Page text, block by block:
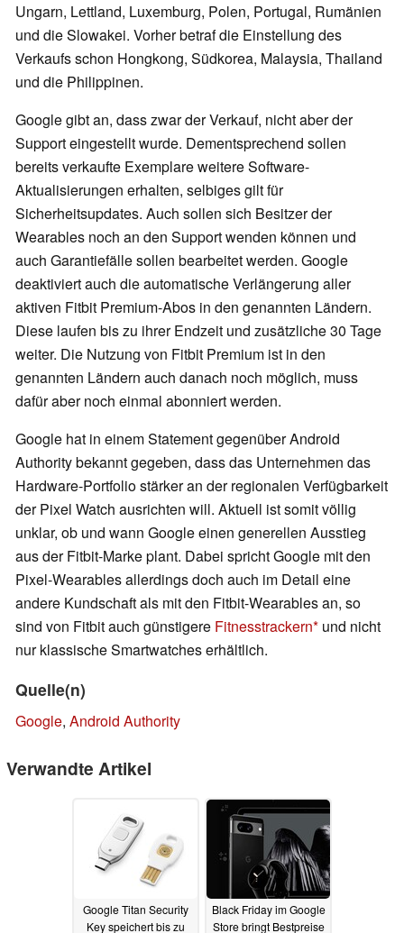
Ungarn, Lettland, Luxemburg, Polen, Portugal, Rumänien
und die Slowakei. Vorher betraf die Einstellung des
Verkaufs schon Hongkong, Südkorea, Malaysia, Thailand
und die Philippinen.
Google gibt an, dass zwar der Verkauf, nicht aber der
Support eingestellt wurde. Dementsprechend sollen
bereits verkaufte Exemplare weitere Software-
Aktualisierungen erhalten, selbiges gilt für
Sicherheitsupdates. Auch sollen sich Besitzer der
Wearables noch an den Support wenden können und
auch Garantiefälle sollen bearbeitet werden. Google
deaktiviert auch die automatische Verlängerung aller
aktiven Fitbit Premium-Abos in den genannten Ländern.
Diese laufen bis zu ihrer Endzeit und zusätzliche 30 Tage
weiter. Die Nutzung von Fitbit Premium ist in den
genannten Ländern auch danach noch möglich, muss
dafür aber noch einmal abonniert werden.
Google hat in einem Statement gegenüber Android
Authority bekannt gegeben, dass das Unternehmen das
Hardware-Portfolio stärker an der regionalen Verfügbarkeit
der Pixel Watch ausrichten will. Aktuell ist somit völlig
unklar, ob und wann Google einen generellen Ausstieg
aus der Fitbit-Marke plant. Dabei spricht Google mit den
Pixel-Wearables allerdings doch auch im Detail eine
andere Kundschaft als mit den Fitbit-Wearables an, so
sind von Fitbit auch günstigere Fitnesstrackern und nicht
nur klassische Smartwatches erhältlich.
Quelle(n)
Google, Android Authority
Verwandte Artikel
Google Titan Security
Key speichert bis zu
Black Friday im Google
Store bringt Bestpreise